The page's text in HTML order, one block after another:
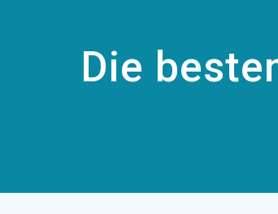
Die